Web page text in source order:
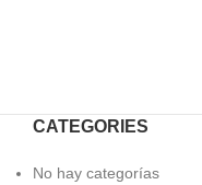
CATEGORIES
No hay categorías